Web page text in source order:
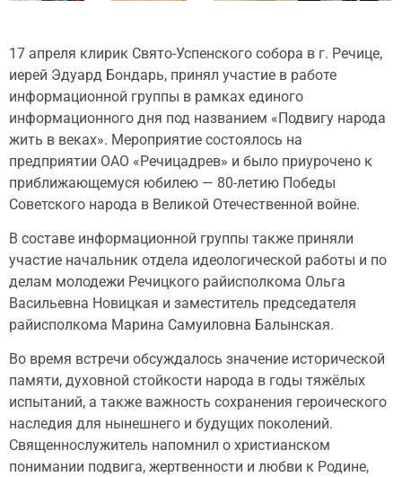
17 апреля клирик Свято-Успенского собора в г. Речице,
иерей Эдуард Бондарь, принял участие в работе
информационной группы в рамках единого
информационного дня под названием «Подвигу народа
жить в веках». Мероприятие состоялось на
предприятии ОАО «Речицадрев» и было приурочено к
приближающемуся юбилею — 80-летию Победы
Советского народа в Великой Отечественной войне.
В составе информационной группы также приняли
участие начальник отдела идеологической работы и по
делам молодежи Речицкого райисполкома Ольга
Васильевна Новицкая и заместитель председателя
райисполкома Марина Самуиловна Балынская.
Во время встречи обсуждалось значение исторической
памяти, духовной стойкости народа в годы тяжёлых
испытаний, а также важность сохранения героического
наследия для нынешнего и будущих поколений.
Священнослужитель напомнил о христианском
понимании подвига, жертвенности и любви к Родине,